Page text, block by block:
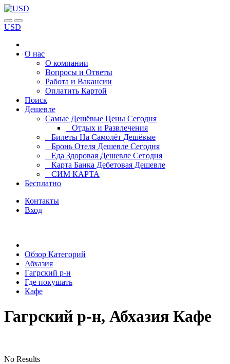
USD
О нас
О компании
Вопросы и Ответы
Работа и Вакансии
Оплатить Картой
Поиск
Дешевле
Самые Дешёвые Цены Сегодня
Отдых и Развлечения
Билеты На Самолёт Дешёвые
Бронь Отеля Дешевле Сегодня
Еда Здоровая Дешевле Сегодня
Карта Банка Дебетовая Дешевле
СИМ КАРТА
Бесплатно
Контакты
Вход
Обзор Категорий
Абхазия
Гагрский р-н
Где покушать
Кафе
Гагрский р-н, Абхазия Кафе
No Results